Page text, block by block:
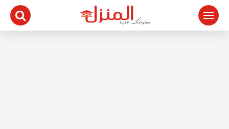
التجاوز
المحتوى